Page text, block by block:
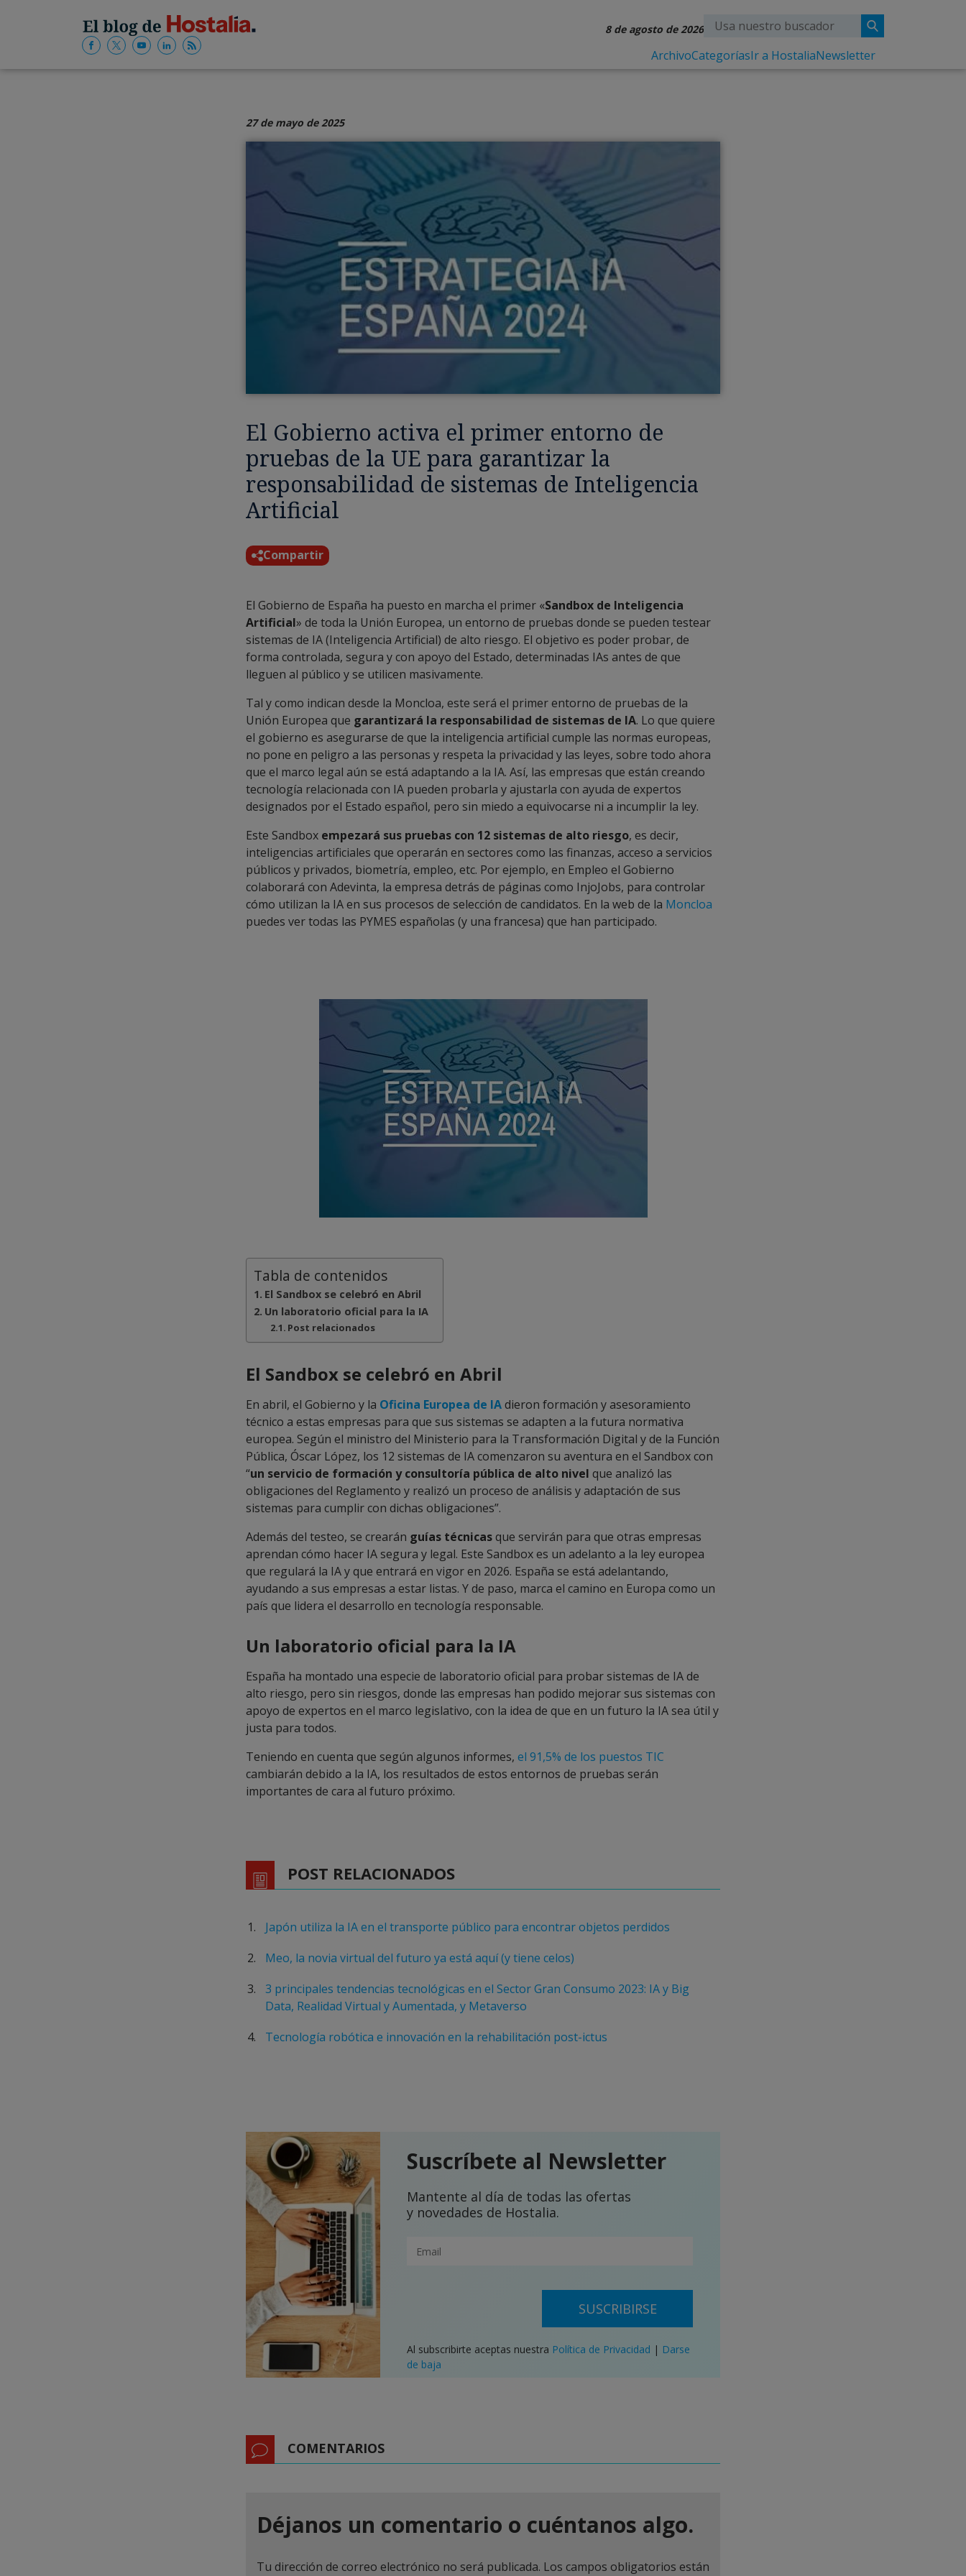
8 de agosto de 2026
ArchivoCategoríasIr a HostaliaNewsletter
27 de mayo de 2025
El Gobierno activa el primer entorno de
pruebas de la UE para garantizar la
responsabilidad de sistemas de Inteligencia
Artificial
Compartir
El Gobierno de España ha puesto en marcha el primer «Sandbox de Inteligencia
Artificial» de toda la Unión Europea, un entorno de pruebas donde se pueden testear
sistemas de IA (Inteligencia Artificial) de alto riesgo. El objetivo es poder probar, de
forma controlada, segura y con apoyo del Estado, determinadas IAs antes de que
lleguen al público y se utilicen masivamente.
Tal y como indican desde la Moncloa, este será el primer entorno de pruebas de la
Unión Europea que garantizará la responsabilidad de sistemas de IA. Lo que quiere
el gobierno es asegurarse de que la inteligencia artificial cumple las normas europeas,
no pone en peligro a las personas y respeta la privacidad y las leyes, sobre todo ahora
que el marco legal aún se está adaptando a la IA. Así, las empresas que están creando
tecnología relacionada con IA pueden probarla y ajustarla con ayuda de expertos
designados por el Estado español, pero sin miedo a equivocarse ni a incumplir la ley.
Este Sandbox empezará sus pruebas con 12 sistemas de alto riesgo, es decir,
inteligencias artificiales que operarán en sectores como las finanzas, acceso a servicios
públicos y privados, biometría, empleo, etc. Por ejemplo, en Empleo el Gobierno
colaborará con Adevinta, la empresa detrás de páginas como InjoJobs, para controlar
cómo utilizan la IA en sus procesos de selección de candidatos. En la web de la Moncloa
puedes ver todas las PYMES españolas (y una francesa) que han participado.
Tabla de contenidos
El Sandbox se celebró en Abril
Un laboratorio oficial para la IA
Post relacionados
El Sandbox se celebró en Abril
En abril, el Gobierno y la Oficina Europea de IAdieron formación y asesoramiento
técnico a estas empresas para que sus sistemas se adapten a la futura normativa
europea. Según el ministro del Ministerio para la Transformación Digital y de la Función
Pública, Óscar López, los 12 sistemas de IA comenzaron su aventura en el Sandbox con
“un servicio de formación y consultoría pública de alto nivel que analizó las
obligaciones del Reglamento y realizó un proceso de análisis y adaptación de sus
sistemas para cumplir con dichas obligaciones”.
Además del testeo, se crearán guías técnicasque servirán para que otras empresas
aprendan cómo hacer IA segura y legal. Este Sandbox es un adelanto a la ley europea
que regulará la IA y que entrará en vigor en 2026. España se está adelantando,
ayudando a sus empresas a estar listas. Y de paso, marca el camino en Europa como un
país que lidera el desarrollo en tecnología responsable.
Un laboratorio oficial para la IA
España ha montado una especie de laboratorio oficial para probar sistemas de IA de
alto riesgo, pero sin riesgos, donde las empresas han podido mejorar sus sistemas con
apoyo de expertos en el marco legislativo, con la idea de que en un futuro la IA sea útil y
justa para todos.
Teniendo en cuenta que según algunos informes, el 91,5% de los puestos TIC
cambiarán debido a la IA, los resultados de estos entornos de pruebas serán
importantes de cara al futuro próximo.
POST RELACIONADOS
Japón utiliza la IA en el transporte público para encontrar objetos perdidos
Meo, la novia virtual del futuro ya está aquí (y tiene celos)
3 principales tendencias tecnológicas en el Sector Gran Consumo 2023: IA y Big
Data, Realidad Virtual y Aumentada, y Metaverso
Tecnología robótica e innovación en la rehabilitación post-ictus
Suscríbete al Newsletter
Mantente al día de todas las ofertas
y novedades de Hostalia.
SUSCRIBIRSE
Al subscribirte aceptas nuestra Política de Privacidad | Darse
de baja
COMENTARIOS
Déjanos un comentario o cuéntanos algo.
Tu dirección de correo electrónico no será publicada. Los campos obligatorios están